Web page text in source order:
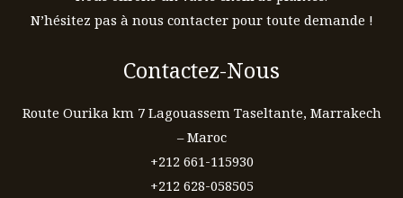
N’hésitez pas à nous contacter pour toute demande !
Contactez-Nous
Route Ourika km 7 Lagouassem Taseltante, Marrakech
– Maroc
+212 661-115930
+212 628-058505